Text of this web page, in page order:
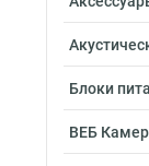
Блоки
ВЕБ